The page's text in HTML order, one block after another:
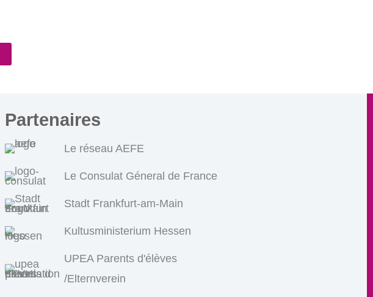
Partenaires
Le réseau AEFE
Le Consulat Géneral de France
Stadt Frankfurt-am-Main
Kultusministerium Hessen
UPEA Parents d'élèves
/Elternverein